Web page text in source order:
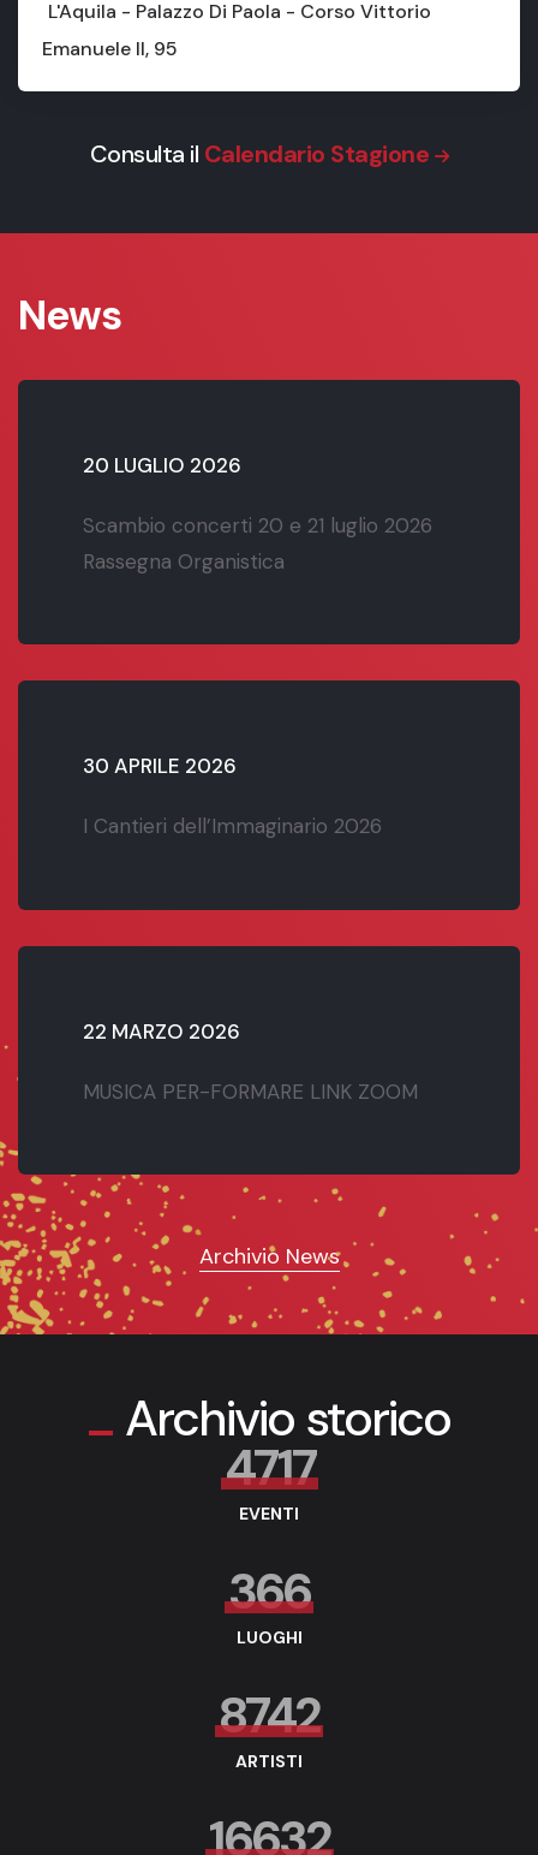
L'Aquila - Palazzo Di Paola - Corso Vittorio
Emanuele II, 95
Consulta il Calendario Stagione
News
20 LUGLIO 2026
Scambio concerti 20 e 21 luglio 2026
Rassegna Organistica
30 APRILE 2026
I Cantieri dell’Immaginario 2026
22 MARZO 2026
MUSICA PER-FORMARE LINK ZOOM
Archivio News
Archivio storico
4717
EVENTI
366
LUOGHI
8742
ARTISTI
16632